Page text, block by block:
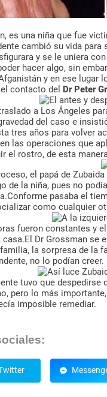
es una niña que fue
cambió su vida
y se le uniera
hacer algo, sin
y en ese lugar
contacto del Dr Peter
a Los Ángeles
del caso e
tres años para volver
las operaciones que
el rostro, de esta
el papá de
de la niña, pues no
pasaba el
como cualquier
fueron constantes y
Dr Grossman se
la sorpresa de la
no lo podían creer.
tuvo que
pero lo más
imposible remediar.